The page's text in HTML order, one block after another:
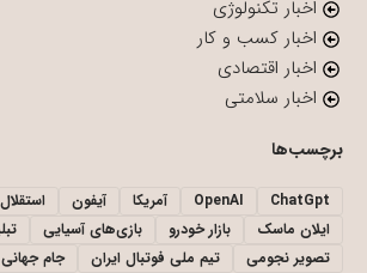
اخبار تکنولوژی
اخبار کسب و کار
اخبار اقتصادی
اخبار سلامتی
برچسب‌ها
ChatGpt
OpenAI آمریکا آیفون استقلال
ایلان ماسک
بازار خودرو بازی‌های آسیایی
تصویر نجومی
تیم ملی فوتبال ایران
جام جهانی